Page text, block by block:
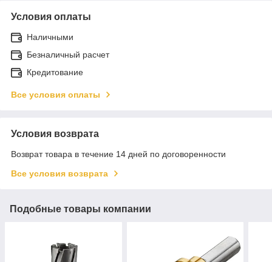
Условия оплаты
Наличными
Безналичный расчет
Кредитование
Все условия оплаты
Условия возврата
Возврат товара в течение 14 дней по договоренности
Все условия возврата
Подобные товары компании